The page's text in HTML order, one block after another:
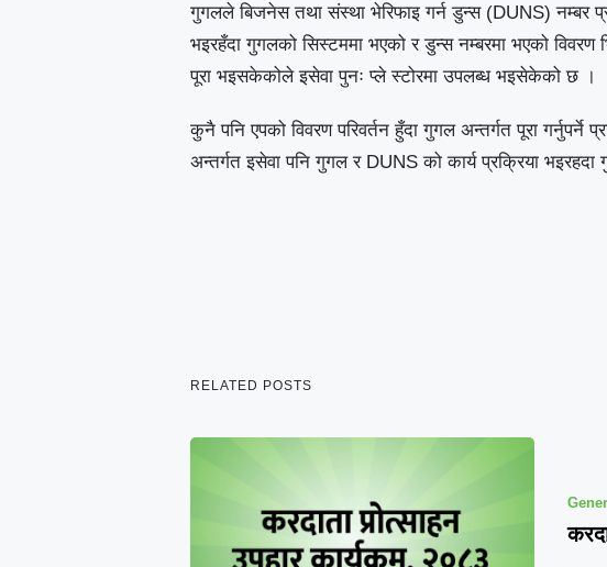
गुगलले बिजनेस तथा संस्था भेरिफाइ गर्न डुन्स (DUNS) नम्बर
भइरहँदा गुगलको सिस्टममा भएको र डुन्स नम्बरमा भएको
पूरा भइसकेकोले इसेवा पुनः प्ले स्टोरमा उपलब्ध भइसेकेको छ ।
कुनै पनि एपको विवरण परिवर्तन हुँदा गुगल अन्तर्गत पूरा
अन्तर्गत इसेवा पनि गुगल र DUNS को कार्य प्रक्रिया
RELATED POSTS